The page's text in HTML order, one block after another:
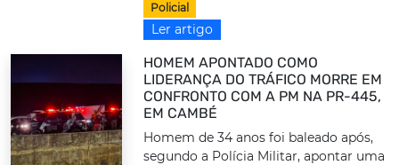
Policial
Ler artigo
HOMEM APONTADO COMO
LIDERANÇA DO TRÁFICO MORRE EM
CONFRONTO COM A PM NA PR-445,
EM CAMBÉ
Homem de 34 anos foi baleado após,
segundo a Polícia Militar, apontar uma